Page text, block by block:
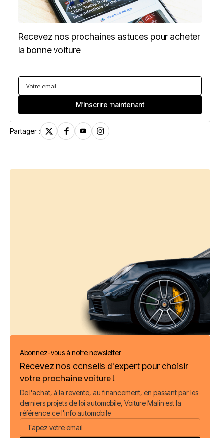
Recevez nos prochaines astuces pour acheter
la bonne voiture
Partager :
Abonnez-vous à notre newsletter
Recevez nos conseils d'expert pour choisir
votre prochaine voiture !
De l'achat, à la revente, au financement, en passant par les
derniers projets de loi automobile, Voiture Malin est la
référence de l'info automobile